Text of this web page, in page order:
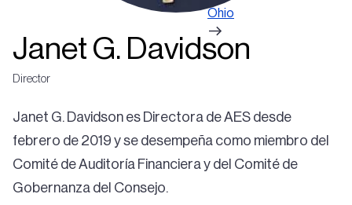
Janet G. Davidson
Director
Janet G. Davidson es Directora de AES desde
febrero de 2019 y se desempeña como miembro del
Comité de Auditoría Financiera y del Comité de
Gobernanza del Consejo.
Ohio